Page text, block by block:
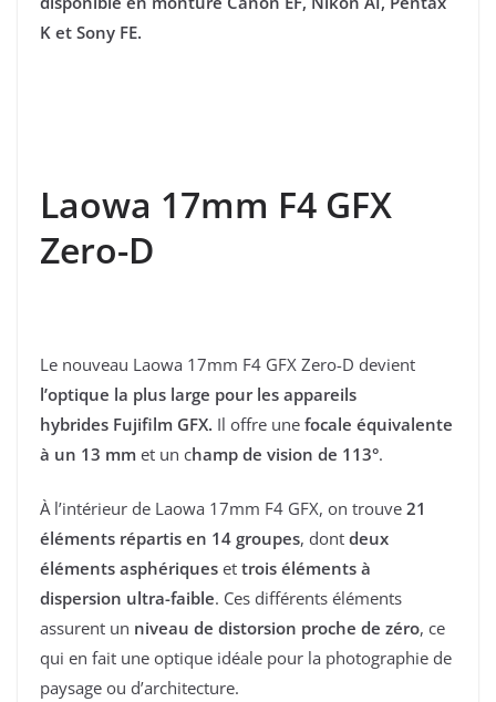
K et Sony FE.
Laowa 17mm F4 GFX
Zero-D
Le nouveau Laowa 17mm F4 GFX Zero-D devient
l’optique la plus large pour les appareils
hybrides Fujifilm GFX. Il offre une focale équivalente
à un 13 mm et un champ de vision de 113°.
À l’intérieur de Laowa 17mm F4 GFX, on trouve 21
éléments répartis en 14 groupes, dont deux
éléments asphériques et trois éléments à
dispersion ultra-faible. Ces différents éléments
assurent un niveau de distorsion proche de zéro, ce
qui en fait une optique idéale pour la photographie de
paysage ou d’architecture.